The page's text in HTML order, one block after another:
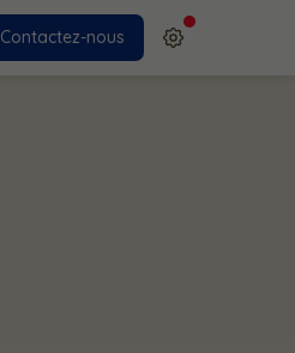
Contactez-nous